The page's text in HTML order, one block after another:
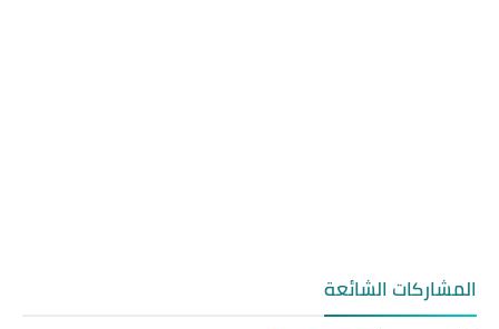
المشاركات الشائعة